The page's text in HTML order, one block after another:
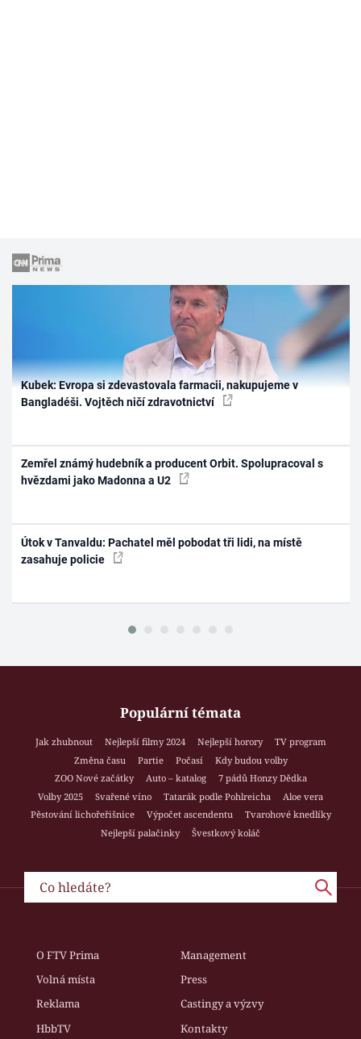
Kubek: Evropa si zdevastovala farmacii, nakupujeme v
Bangladéši. Vojtěch ničí zdravotnictví
Zemřel známý hudebník a producent Orbit. Spolupracoval s
hvězdami jako Madonna a U2
Útok v Tanvaldu: Pachatel měl pobodat tři lidi, na místě
zasahuje policie
Populární témata
Jak zhubnout Nejlepší filmy 2024 Nejlepší horory
TV program
Změna času
Partie Počasí
Kdy budou volby
ZOO Nové začátky
Auto – katalog
7 pádů Honzy Dědka
Volby 2025
Svařené víno Tatarák podle Pohlreicha
Aloe vera
Pěstování lichořeřišnice
Výpočet ascendentu
Tvarohové knedlíky
Nejlepší palačinky
Švestkový koláč
O FTV Prima
Management
Volná místa
Press
Reklama
Castingy a výzvy
HbbTV
Kontakty